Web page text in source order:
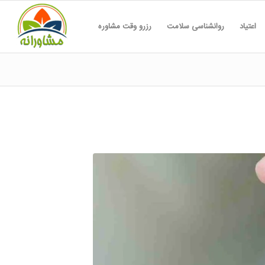
اعتیاد روانشناسی سلامت رزرو وقت مشاوره